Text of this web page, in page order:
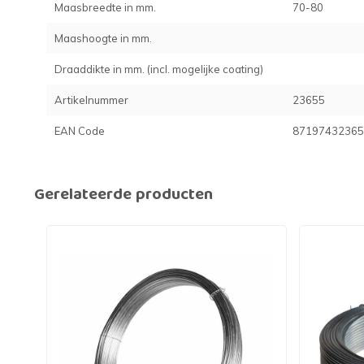
Maasbreedte in mm. 70-80
Maashoogte in mm.
Draaddikte in mm. (incl. mogelijke coating)
Artikelnummer 23655
EAN Code
Gerelateerde producten